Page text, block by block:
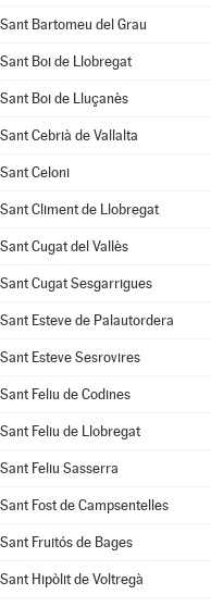
Sant Bartomeu del Grau
Sant Boi de Llobregat
Sant Boi de Lluçanès
Sant Cebrià de Vallalta
Sant Celoni
Sant Climent de Llobregat
Sant Cugat del Vallès
Sant Cugat Sesgarrigues
Sant Esteve de Palautordera
Sant Esteve Sesrovires
Sant Feliu de Codines
Sant Feliu de Llobregat
Sant Feliu Sasserra
Sant Fost de Campsentelles
Sant Fruitós de Bages
Sant Hipòlit de Voltregà